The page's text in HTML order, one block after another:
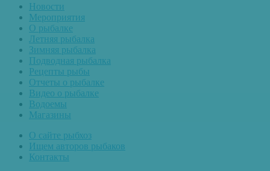
Новости
Мероприятия
О рыбалке
Летняя рыбалка
Зимняя рыбалка
Подводная рыбалка
Рецепты рыбы
Отчеты о рыбалке
Видео о рыбалке
Водоемы
Магазины
О сайте рыбхоз
Ищем авторов рыбаков
Контакты